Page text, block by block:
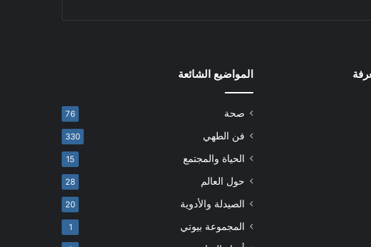
المواضيع الشائعة
صحة 76
فن الطهي 330
الحياة والمجتمع 15
حول العالم 28
الصيدلة والأدوية 20
المجموعة بيوتي 1